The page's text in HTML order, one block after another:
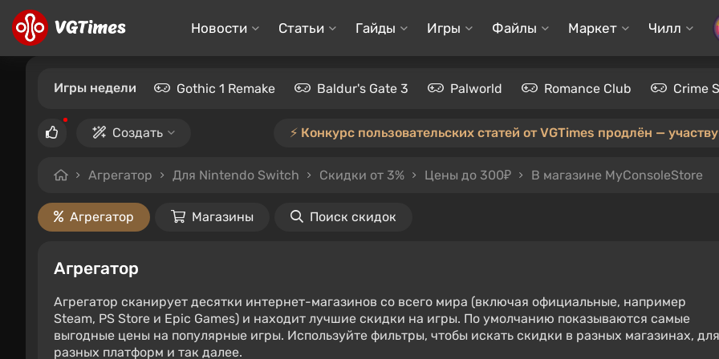
Новости Статьи Гайды Игры Файлы Маркет Чилл
Игры недели Gothic 1 Remake Baldur's Gate 3 Palworld Romance Club Crime
Создать ⚡️ Конкурс пользовательских статей от VGTimes продлён —
Агрегатор Для Nintendo Switch Скидки от 3% Цены до 300₽ В магазине MyConsoleStore
Агрегатор Магазины Поиск скидок
Агрегатор
Агрегатор сканирует десятки интернет-магазинов со всего мира (включая официальные, например
Steam, PS Store и Epic Games) и находит лучшие скидки на игры. По умолчанию показываются самые
выгодные цены на популярные игры. Используйте фильтры, чтобы искать скидки в разных магазинах, для
разных платформ и так далее.